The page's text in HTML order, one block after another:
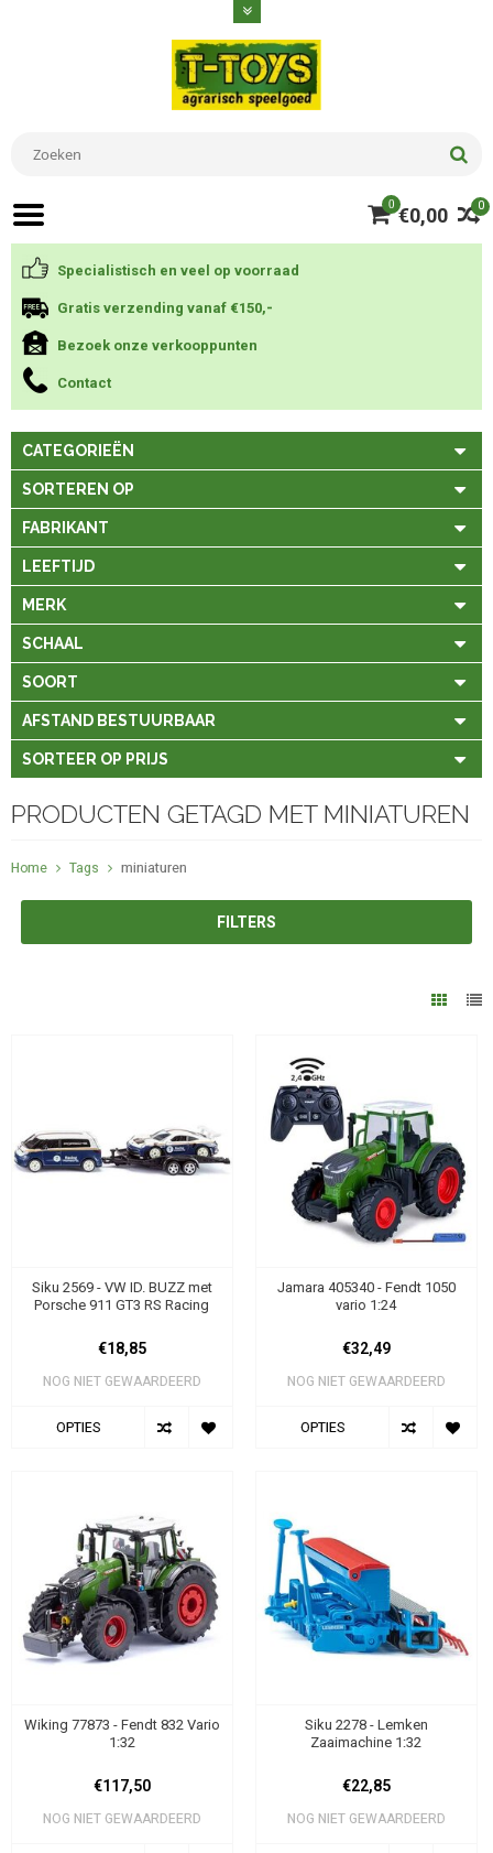
0
0 €0,00
Specialistisch en veel op voorraad
Gratis verzending vanaf €150,-
Bezoek onze verkooppunten
Contact
CATEGORIEËN
SORTEREN OP
FABRIKANT
LEEFTIJD
MERK
SCHAAL
SOORT
AFSTAND BESTUURBAAR
SORTEER OP PRIJS
PRODUCTEN GETAGD MET MINIATUREN
Home Tags miniaturen
FILTERS
Siku 2569 - VW ID. BUZZ met
Porsche 911 GT3 RS Racing
€18,85
NOG NIET GEWAARDEERD
OPTIES
Jamara 405340 - Fendt 1050
vario 1:24
€32,49
NOG NIET GEWAARDEERD
OPTIES
Wiking 77873 - Fendt 832 Vario
1:32
€117,50
NOG NIET GEWAARDEERD
Siku 2278 - Lemken
Zaaimachine 1:32
€22,85
NOG NIET GEWAARDEERD